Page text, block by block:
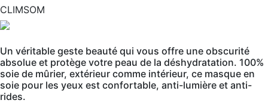
CLIMSOM
Un véritable geste beauté qui vous offre une obscurité
absolue et protège votre peau de la déshydratation. 100%
soie de mûrier, extérieur comme intérieur, ce masque en
soie pour les yeux est confortable, anti-lumière et anti-
rides.